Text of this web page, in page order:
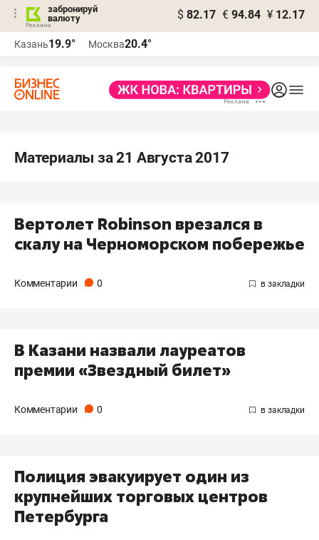
забронируй
валюту
$ 82.17 € 94.84 ¥ 12.17
Казань19.9° Москва20.4°
Материалы за 21 Августа 2017
Вертолет Robinson врезался в
скалу на Черноморском побережье
Комментарии 0
В Казани назвали лауреатов
премии «Звездный билет»
Комментарии 0
Полиция эвакуирует один из
крупнейших торговых центров
Петербурга